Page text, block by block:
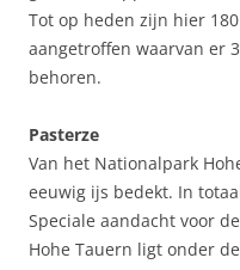
Tot op heden zijn hier
aangetroffen waarvan er
behoren.
Pasterze
Van het Nationalpark
eeuwig ijs bedekt. In
Speciale aandacht voor de
Hohe Tauern ligt onder